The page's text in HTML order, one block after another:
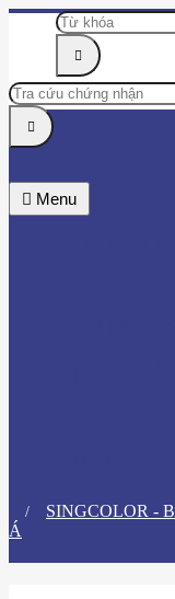
Menu
SINGCOLOR -
Á